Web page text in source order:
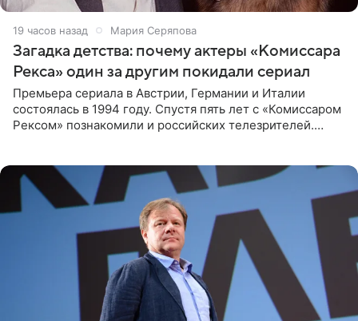
19 часов назад Мария Серяпова
Загадка детства: почему актеры «Комиссара
Рекса» один за другим покидали сериал
Премьера сериала в Австрии, Германии и Италии
состоялась в 1994 году. Спустя пять лет с «Комиссаром
Рексом» познакомили и российских телезрителей.